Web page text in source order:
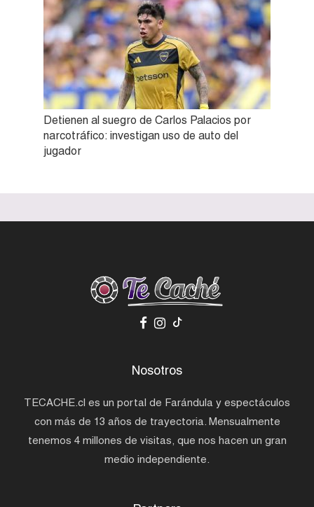
Detienen al suegro de Carlos Palacios por
narcotráfico: investigan uso de auto del
jugador
Nosotros
TECACHE.cl es un portal de Farándula y espectáculos
con más de 13 años de trayectoria. Mensualmente
tenemos 4 millones de visitas, que nos hacen un gran
medio independiente.